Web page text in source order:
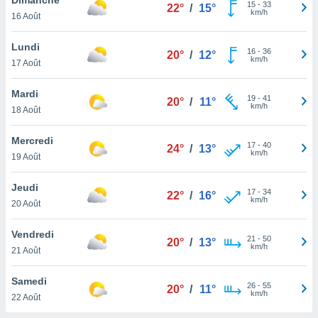
et
»,
au
vous
qu'ils
ou
le
ainsi
un
la
du
16 Août
22° / 15° 15- 33
km/h
Lundi
17 Août
20° / 12° 16- 36
km/h
Mardi
18 Août
20° / 11° 19- 41
km/h
Mercredi
19 Août
24° / 13° 17- 40
km/h
Jeudi
20 Août
22° / 16° 17- 34
km/h
Vendredi
21 Août
20° / 13° 21 - 50
km/h
Samedi
22 Août
20° / 11° 26- 55
km/h